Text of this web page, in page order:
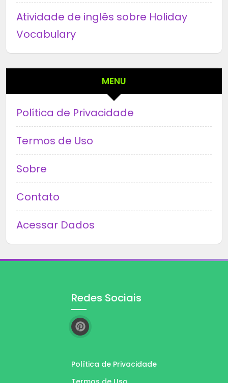
Atividade de inglês sobre Holiday
Vocabulary
MENU
Política de Privacidade
Termos de Uso
Sobre
Contato
Acessar Dados
Redes Sociais
Política de Privacidade